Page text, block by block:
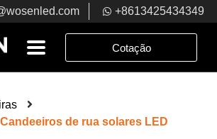
+8613425434349
Cotação
de rua solares LED